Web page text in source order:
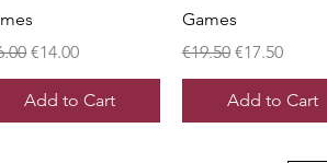
Price
Sale Price
€14.00
Add to Cart
Games
Regular Price
€19.50 Sale Price
€17.50
Add to Cart